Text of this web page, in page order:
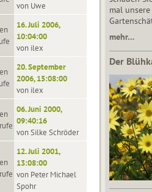
von Uwe
16. Juli 2006,
10:04:00
von ilex
20. September
2006, 15:08:00
von ilex
06. Juni 2000,
09:40:16
von Silke Schröder
12. Juli 2001,
13:08:00
von Peter Michael
Spohr
mal unsere
mehr…
Der